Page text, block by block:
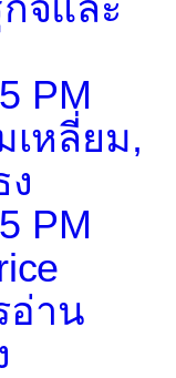
PM
เหลี่ยม,
PM
อ่าน